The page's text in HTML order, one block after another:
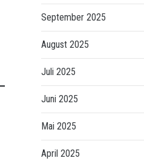
September 2025
August 2025
Juli 2025
Juni 2025
Mai 2025
April 2025